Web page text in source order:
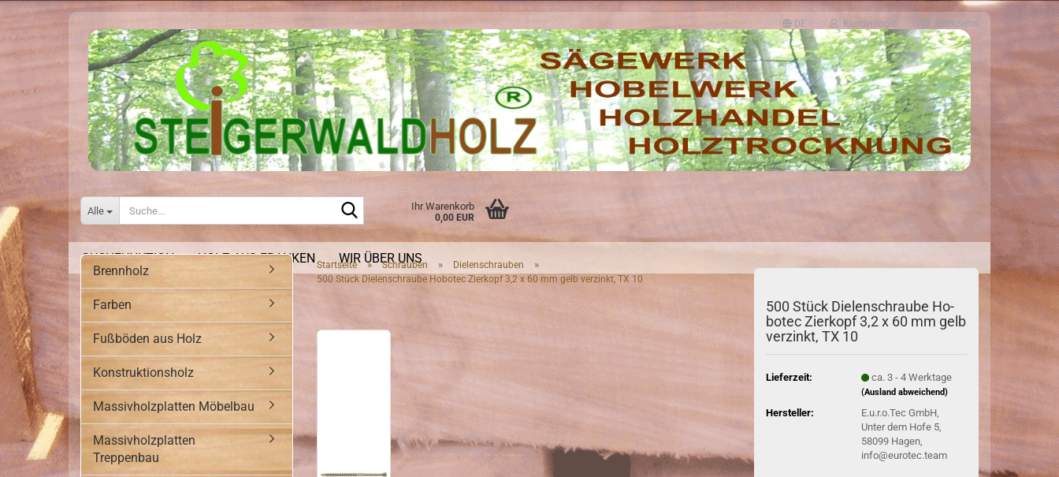
DE Kundenlogin Merkzettel
Alle Ihr Warenkorb
0,00 EUR
SUCHFUNKTION HOLZ AUS FRANKEN WIR ÜBER UNS
Startseite » Schrauben » Dielenschrauben »
500 Stück Dielenschraube Hobotec Zierkopf 3,2 x 60 mm gelb verzinkt, TX 10
500 Stück Die­len­schrau­be Ho­
bo­tec Zier­kopf 3,2 x 60 mm gelb
ver­zinkt, TX 10
Lieferzeit: ca. 3 - 4 Werktage
(Ausland abweichend)
Hersteller:
E.u.r.o.Tec GmbH,
Unter dem Hofe 5,
58099 Hagen,
info@eurotec.team
Brennholz
Farben
Fußböden aus Holz
Konstruktionsholz
Massivholzplatten Möbelbau
Massivholzplatten
Treppenbau